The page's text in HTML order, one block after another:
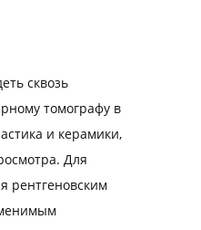
сквозь
томографу в
и керамики,
Для
рентгеновским